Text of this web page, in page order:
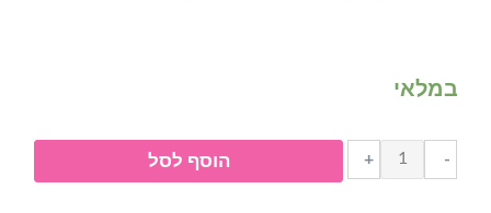
במלאי
-
כמות
של
+ הוסף לסל